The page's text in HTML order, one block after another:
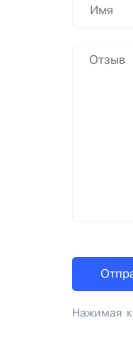
Нажимая